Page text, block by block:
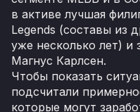
в активе лучшая
Legends (составы из
уже несколько лет) и
Магнус Карлсен.
Чтобы показать
подсчитали
которые могут